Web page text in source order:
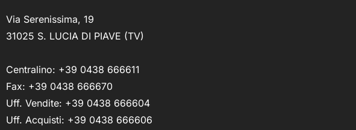
Via Serenissima, 19
31025 S. LUCIA DI PIAVE (TV)
Centralino: +39 0438 666611
Fax: +39 0438 666670
Uff. Vendite: +39 0438 666604
Uff. Acquisti: +39 0438 666606